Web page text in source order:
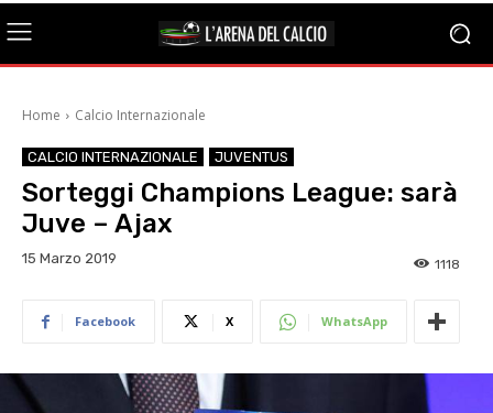
Home Calcio Internazionale
CALCIO INTERNAZIONALE JUVENTUS
Sorteggi Champions League: sarà
Juve – Ajax
15 Marzo 2019 1118
Facebook X WhatsApp